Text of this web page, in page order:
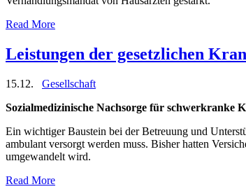
Read More
Leistungen der gesetzlichen
15.12.
Gesellschaft
Sozialmedizinische Nachsorge für schwerkranke
Ein wichtiger Baustein bei der Betreuung und
ambulant versorgt werden muss. Bisher hatten
umgewandelt wird.
Read More